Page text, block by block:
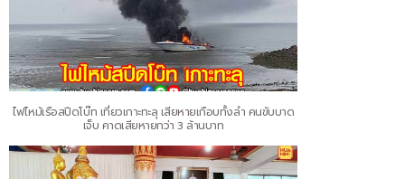
ไฟไหม้เรือสปีดโบ๊ท เที่ยวเกาะทะลุ เสียหายเกือบทั้งลำ คนขับบาด
เจ็บ คาดเสียหายกว่า 3 ล้านบาท